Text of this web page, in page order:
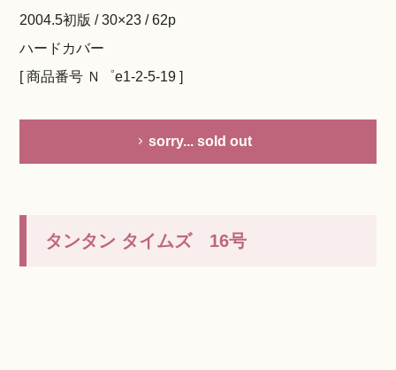
2004.5初版 / 30×23 / 62p
ハードカバー
[ 商品番号 Ｎ゜e1-2-5-19 ]
sorry... sold out
タンタン タイムズ 16号